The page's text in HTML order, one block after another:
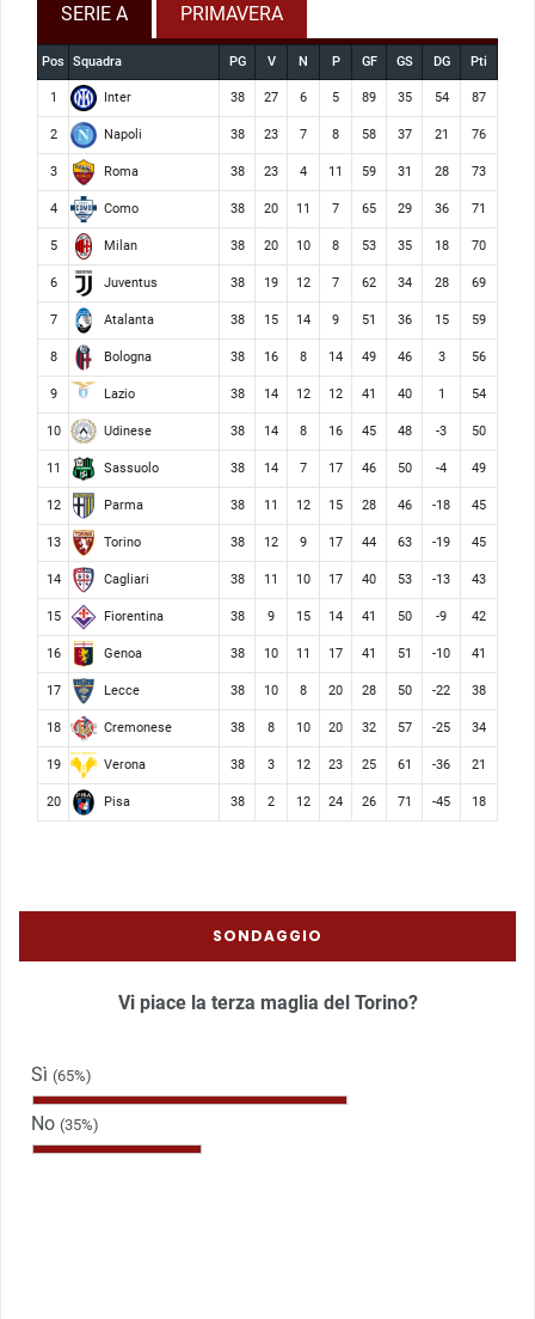
SERIE A PRIMAVERA
Pos Squadra PG V N P GF GS DG Pti
1 Inter 38 27 6 5 89 35 54 87
2 Napoli 38 23 7 8 58 37 21 76
3 Roma 38 23 4 11 59 31 28 73
4 Como 38 20 11 7 65 29 36 71
5 Milan 38 20 10 8 53 35 18 70
6 Juventus 38 19 12 7 62 34 28 69
7 Atalanta 38 15 14 9 51 36 15 59
8 Bologna 38 16 8 14 49 46 3 56
9 Lazio 38 14 12 12 41 40 1 54
10 Udinese 38 14 8 16 45 48 -3 50
11 Sassuolo 38 14 7 17 46 50 -4 49
12 Parma 38 11 12 15 28 46 -18 45
13 Torino 38 12 9 17 44 63 -19 45
14 Cagliari 38 11 10 17 40 53 -13 43
15 Fiorentina 38 9 15 14 41 50 -9 42
16 Genoa 38 10 11 17 41 51 -10 41
17 Lecce 38 10 8 20 28 50 -22 38
18 Cremonese 38 8 10 20 32 57 -25 34
19 Verona 38 3 12 23 25 61 -36 21
20 Pisa 38 2 12 24 26 71 -45 18
SONDAGGIO
Vi piace la terza maglia del Torino?
Sì (65%)
No (35%)